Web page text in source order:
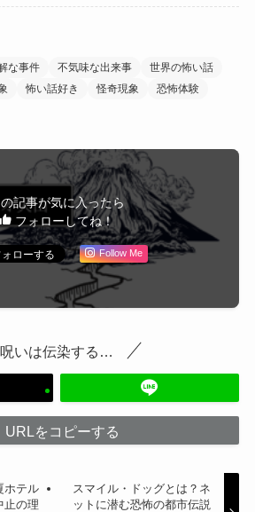
な事件 不気味な出来事
世界の怖い話
怖い話好き 怪奇現象
恐怖体験
記事が気に入ったら
フォローしてね！
Follow Me
呪いは伝染する…
URLをコピーする
ホテル
止の理
スマイル・ドッグとは？ネ
ットに潜む恐怖の都市伝説